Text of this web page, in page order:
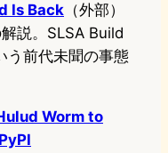
Is Back （外部）
説。SLSA Build
う前代未聞の事態
Worm to